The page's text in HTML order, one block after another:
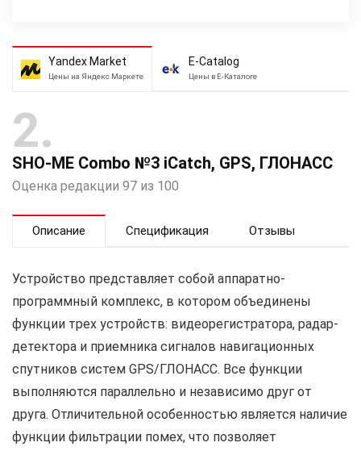
Yandex Market
Цены на Яндекс Маркете
E-Catalog
Цены в Е-Каталоге
2
SHO-ME Combo №3 iCatch, GPS, ГЛОНАСС
Оценка редакции 97 из 100
Описание Спецификация Отзывы
Устройство представляет собой аппаратно-
программный комплекс, в котором объединены
функции трех устройств: видеорегистратора, радар-
детектора и приемника сигналов навигационных
спутников систем GPS/ГЛОНАСС. Все функции
выполняются параллельно и независимо друг от
друга. Отличительной особенностью является наличие
функции фильтрации помех, что позволяет